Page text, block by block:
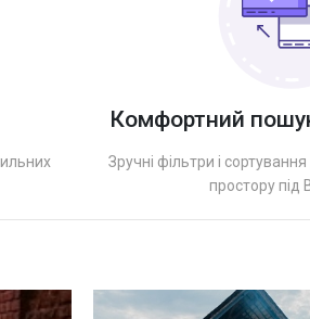
Комфортний
Зручні фільтри і
простору під